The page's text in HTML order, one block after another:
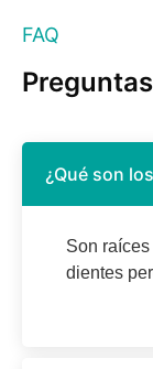
FAQ
¿Qué son
Son
dientes